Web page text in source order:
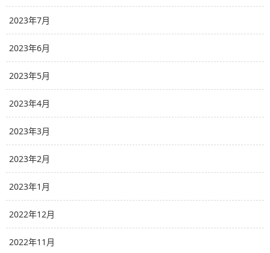
2023年7月
2023年6月
2023年5月
2023年4月
2023年3月
2023年2月
2023年1月
2022年12月
2022年11月